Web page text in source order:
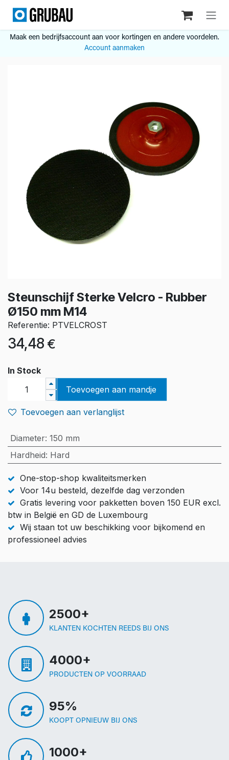
Overslaan naar inhoud
Maak een bedrijfsaccount aan voor kortingen en andere voordelen.
Account aanmaken
Steunschijf Sterke Velcro - Rubber
Ø150 mm M14
Referentie: PTVELCROST
34,48 €
In Stock
Toevoegen aan mandje
Toevoegen aan verlanglijst
Diameter: 150 mm
Hardheid: Hard
One-stop-shop kwaliteitsmerken
Voor 14u besteld, dezelfde dag verzonden
Gratis levering voor pakketten boven 150 EUR excl.
btw in België en GD de Luxembourg
Wij staan tot uw beschikking voor bijkomend en
professioneel advies
2500+
KLANTEN KOCHTEN REEDS BIJ ONS
4000+
PRODUCTEN OP VOORRAAD
95%
KOOPT OPNIEUW BIJ ONS
1000+